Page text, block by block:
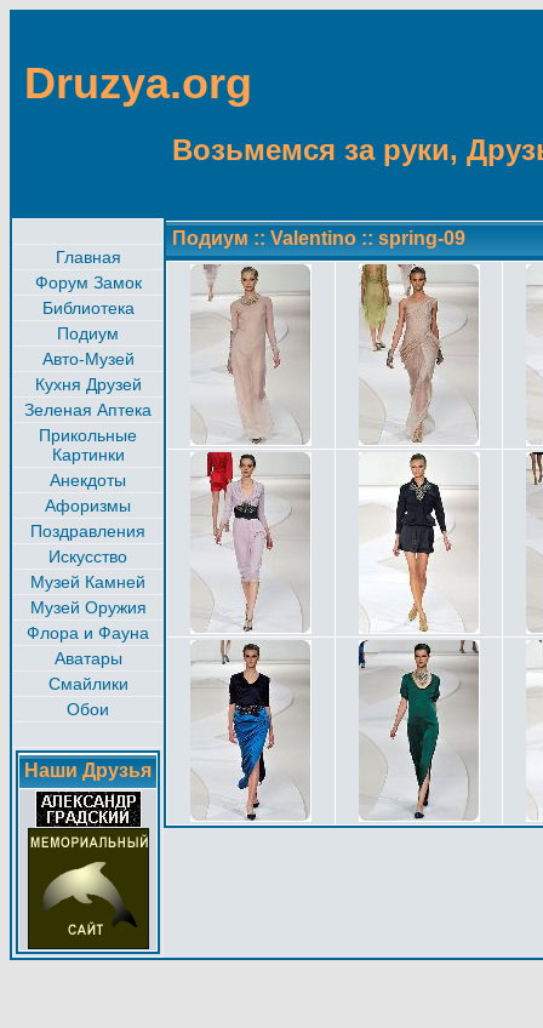
Druzya.org
Возьмемся за руки,
Главная
Форум Замок
Библиотека
Подиум
Авто-Музей
Кухня Друзей
Зеленая Аптека
Прикольные
Картинки
Анекдоты
Афоризмы
Поздравления
Искусство
Музей Камней
Музей Оружия
Флора и Фауна
Аватары
Смайлики
Обои
Наши Друзья
Подиум :: Valentino :: spring-09